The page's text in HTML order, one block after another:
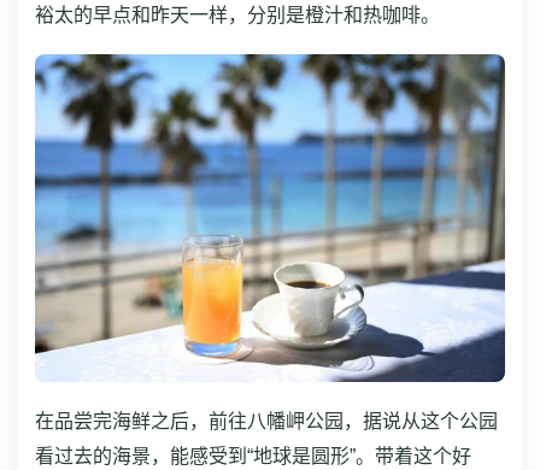
裕太的早点和昨天一样，分别是橙汁和热咖啡。
在品尝完海鲜之后，前往八幡岬公园，据说从这个公园
看过去的海景，能感受到“地球是圆形”。带着这个好